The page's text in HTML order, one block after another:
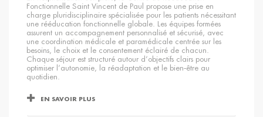
Fonctionnelle Saint Vincent de Paul propose une prise en
charge pluridisciplinaire spécialisée pour les patients nécessitant
une rééducation fonctionnelle globale. Les équipes formées
assurent un accompagnement personnalisé et sécurisé, avec
une coordination médicale et paramédicale centrée sur les
besoins, le choix et le consentement éclairé de chacun.
Chaque séjour est structuré autour d’objectifs clairs pour
optimiser l’autonomie, la réadaptation et le bien‑être au
quotidien.
EN SAVOIR PLUS